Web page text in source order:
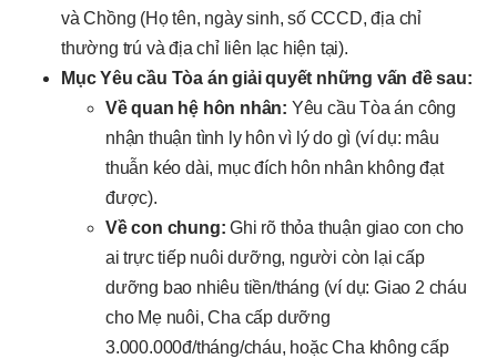
và Chồng (Họ tên, ngày sinh, số CCCD, địa chỉ
thường trú và địa chỉ liên lạc hiện tại).
Mục Yêu cầu Tòa án giải quyết những vấn đề sau:
Về quan hệ hôn nhân: Yêu cầu Tòa án công
nhận thuận tình ly hôn vì lý do gì (ví dụ: mâu
thuẫn kéo dài, mục đích hôn nhân không đạt
được).
Về con chung: Ghi rõ thỏa thuận giao con cho
ai trực tiếp nuôi dưỡng, người còn lại cấp
dưỡng bao nhiêu tiền/tháng (ví dụ: Giao 2 cháu
cho Mẹ nuôi, Cha cấp dưỡng
3.000.000đ/tháng/cháu, hoặc Cha không cấp